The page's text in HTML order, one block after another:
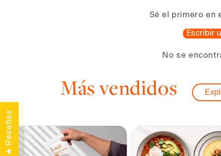
Sé el primero en
Escribir
No se
Más vendidos
★ Reseñas